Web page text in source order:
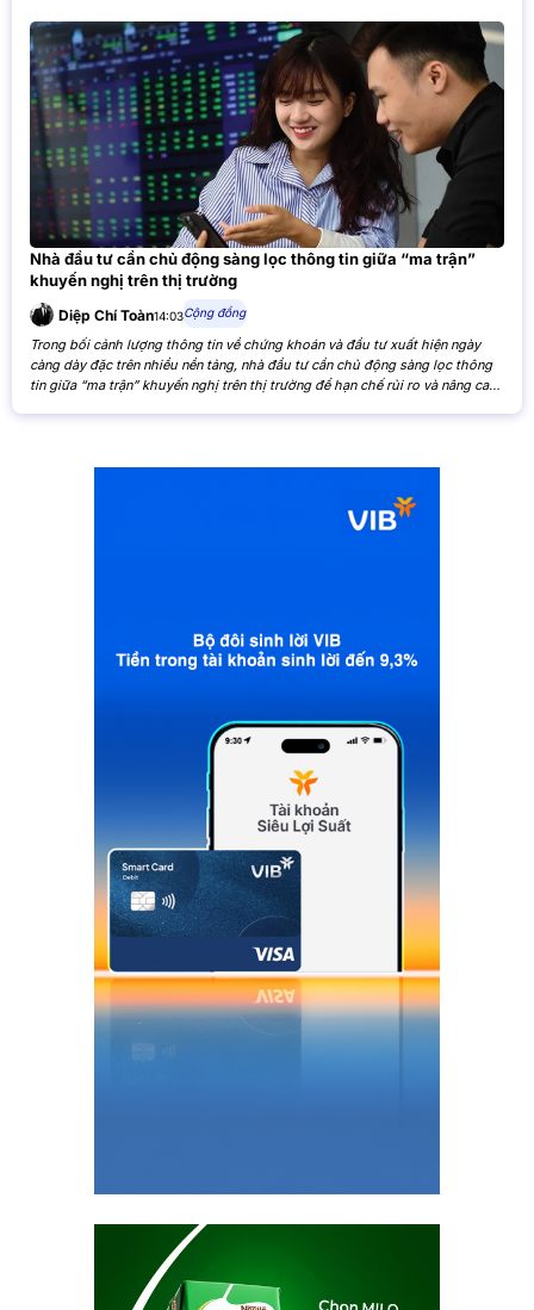
Nhà đầu tư cần chủ động sàng lọc thông tin giữa “ma trận”
khuyến nghị trên thị trường
Diệp Chí Toàn14:03Cộng đồng
Trong bối cảnh lượng thông tin về chứng khoán và đầu tư xuất hiện ngày
càng dày đặc trên nhiều nền tảng, nhà đầu tư cần chủ động sàng lọc thông
tin giữa “ma trận” khuyến nghị trên thị trường để hạn chế rủi ro và nâng cao